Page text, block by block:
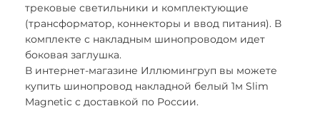
трековые светильники и комплектующие
(трансформатор, коннекторы и ввод питания). В
комплекте с накладным шинопроводом идет
боковая заглушка.
В интернет-магазине Иллюмингруп вы можете
купить шинопровод накладной белый 1м Slim
Magnetic с доставкой по России.